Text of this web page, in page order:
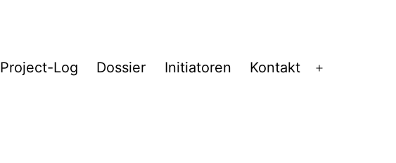
Project-Log Dossier Initiatoren Kontakt